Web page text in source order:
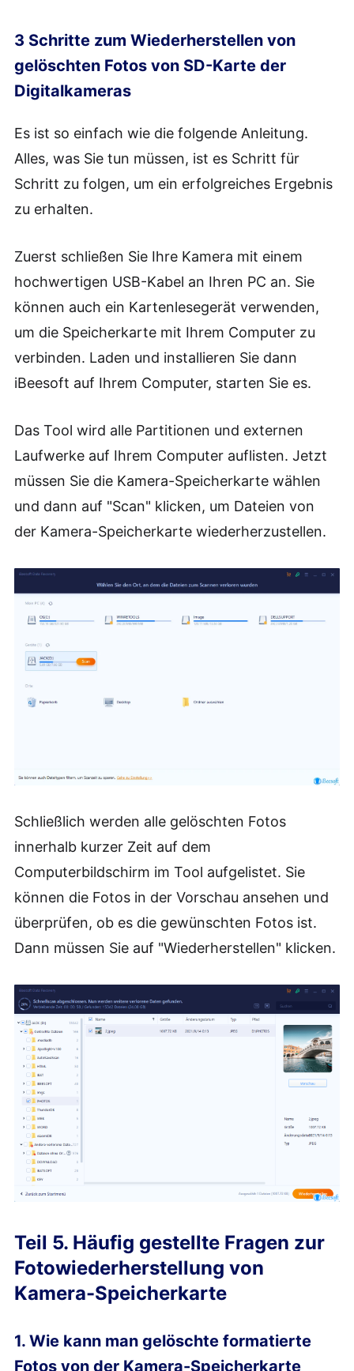
3 Schritte zum Wiederherstellen von
gelöschten Fotos von SD-Karte der
Digitalkameras
Es ist so einfach wie die folgende Anleitung.
Alles, was Sie tun müssen, ist es Schritt für
Schritt zu folgen, um ein erfolgreiches Ergebnis
zu erhalten.
Zuerst schließen Sie Ihre Kamera mit einem
hochwertigen USB-Kabel an Ihren PC an. Sie
können auch ein Kartenlesegerät verwenden,
um die Speicherkarte mit Ihrem Computer zu
verbinden. Laden und installieren Sie dann
iBeesoft auf Ihrem Computer, starten Sie es.
Das Tool wird alle Partitionen und externen
Laufwerke auf Ihrem Computer auflisten. Jetzt
müssen Sie die Kamera-Speicherkarte wählen
und dann auf "Scan" klicken, um Dateien von
der Kamera-Speicherkarte wiederherzustellen.
Schließlich werden alle gelöschten Fotos
innerhalb kurzer Zeit auf dem
Computerbildschirm im Tool aufgelistet. Sie
können die Fotos in der Vorschau ansehen und
überprüfen, ob es die gewünschten Fotos ist.
Dann müssen Sie auf "Wiederherstellen" klicken.
Teil 5. Häufig gestellte Fragen zur
Fotowiederherstellung von
Kamera-Speicherkarte
1. Wie kann man gelöschte formatierte
Fotos von der Kamera-Speicherkarte